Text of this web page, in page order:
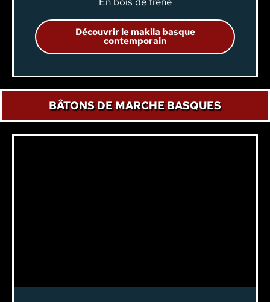
Découvrir le makila basque
contemporain
BÂTONS DE MARCHE BASQUES